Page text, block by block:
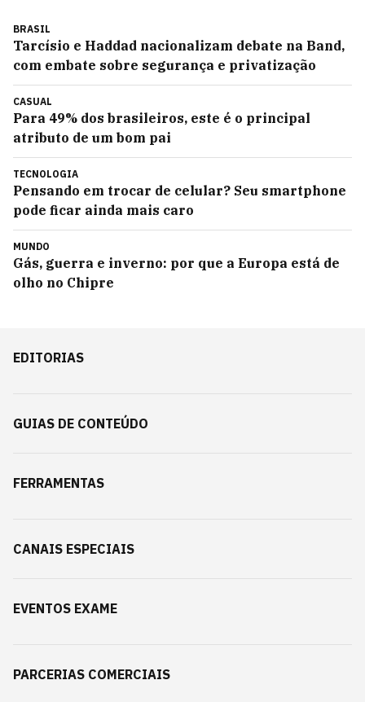
BRASIL
Tarcísio e Haddad nacionalizam debate na Band,
com embate sobre segurança e privatização
CASUAL
Para 49% dos brasileiros, este é o principal
atributo de um bom pai
TECNOLOGIA
Pensando em trocar de celular? Seu smartphone
pode ficar ainda mais caro
MUNDO
Gás, guerra e inverno: por que a Europa está de
olho no Chipre
EDITORIAS
GUIAS DE CONTEÚDO
FERRAMENTAS
CANAIS ESPECIAIS
EVENTOS EXAME
PARCERIAS COMERCIAIS